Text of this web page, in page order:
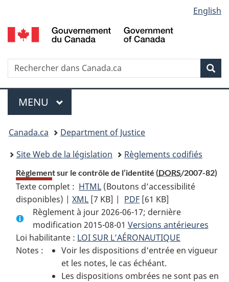
au
contenu
propos
de
la
HTML
simplifiée
selection
English
Recherche
Menu
MENU PRINCIPAL
You
are
here:
Canada.ca
Department of Justice
Site Web de la législation
Règlements codifiés
Règlement sur le contrôle de l’identité (DORS/2007-82)
Texte complet : HTML Texte
complet
:
Règlement
sur
le
contrôle
de
(Boutons d’accessibilité
disponibles) |XML Texte
complet
:
Règlement
sur
le
contrôle
[7 KB] | PDF Texte
complet
:
Règlement
sur
le
contrôle
[61 KB]
Règlement à jour 2026-06-17; dernière
modification 2015-08-01 Versions antérieures
Loi habilitante : LOI SUR L’AÉRONAUTIQUE
Notes :
Voir les dispositions d'entrée en vigueur
et les notes, le cas échéant.
Les dispositions ombrées ne sont pas en